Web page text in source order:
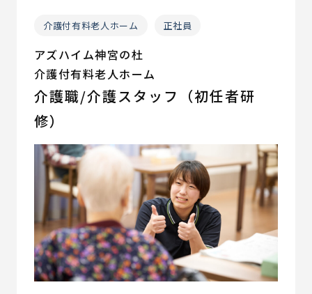
介護付有料老人ホーム 正社員
アズハイム神宮の杜
介護付有料老人ホーム
介護職/介護スタッフ（初任者研
修）